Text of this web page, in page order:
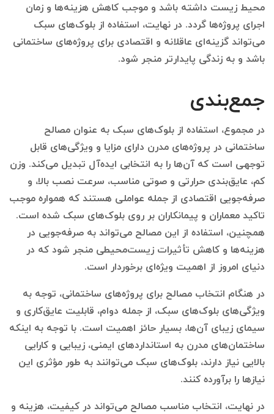
محیط زیست داشته باشد و موجب کاهش هزینه‌ها و زمان
اجرای پروژه‌ها گردد. در نهایت، استفاده از بلوک‌های سبک
می‌تواند گزینه‌ای عاقلانه و اقتصادی برای پروژه‌های ساختمانی
باشد و به زندگی پایدارتر منجر شود.
جمع‌بندی
در مجموع، استفاده از بلوک‌های سبک به عنوان مصالح
ساختمانی در پروژه‌های مدرن دارای مزایا و ویژگی‌های قابل
توجهی است که آن‌ها را به انتخابی ایده‌آل تبدیل می‌کند. وزن
کم، عایق‌بندی حرارتی و صوتی مناسب، سرعت نصب بالا، و
صرفه‌جویی اقتصادی از جمله عواملی هستند که همواره موجب
تاکید معماران و پیمانکاران بر روی بلوک‌های سبک شده است.
همچنین، استفاده از این مصالح می‌تواند به صرفه‌جویی در
هزینه‌ها و کاهش تأثیرات زیست‌محیطی منجر شود که در
دنیای امروز از اهمیت ویژه‌ای برخوردار است.
در هنگام انتخاب مصالح برای پروژه‌های ساختمانی، توجه به
ویژگی‌های بلوک‌های سبک، از جمله دوام، قابلیت عایق‌کاری و
سیمای زیبای آن‌ها، بسیار حائز اهمیت است. با توجه به اینکه
ساختمان‌های مدرن به استانداردهای ایمنی، زیبایی و کارایی
بالایی نیاز دارند، بلوک‌های سبک می‌توانند به طور مؤثری این
نیازها را برآورده کنند.
در نهایت، انتخاب مناسب مصالح می‌تواند در کیفیت، هزینه و